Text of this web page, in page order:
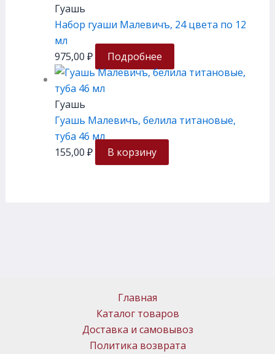
Гуашь
Набор гуаши Малевичъ, 24 цвета по 12
мл
975,00 ₽ Подробнее
Гуашь
Гуашь Малевичъ, белила титановые,
туба 46 мл
155,00 ₽ В корзину
Главная
Каталог товаров
Доставка и самовывоз
Политика возврата